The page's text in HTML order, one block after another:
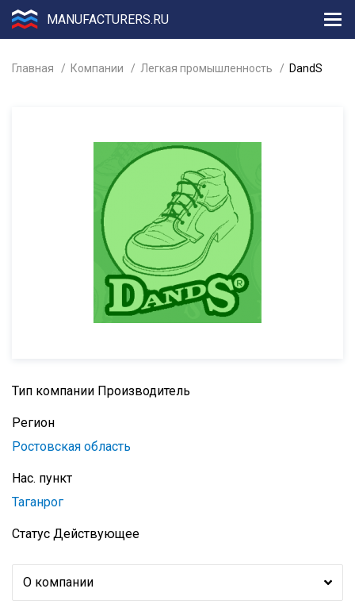
MANUFACTURERS.RU
Главная Компании Легкая промышленность DandS
Тип компании Производитель
Регион
Ростовская область
Нас. пункт
Таганрог
Статус Действующее
О компании